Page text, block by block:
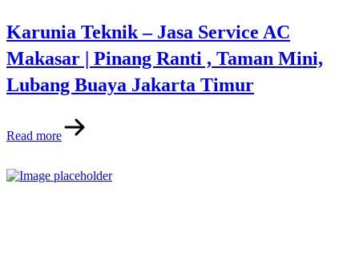
Karunia Teknik – Jasa Service AC
Makasar | Pinang Ranti , Taman Mini,
Lubang Buaya Jakarta Timur
Read more